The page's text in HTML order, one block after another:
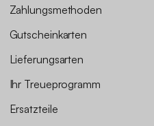
Zahlungsmethoden
Gutscheinkarten
Lieferungsarten
Ihr Treueprogramm
Ersatzteile